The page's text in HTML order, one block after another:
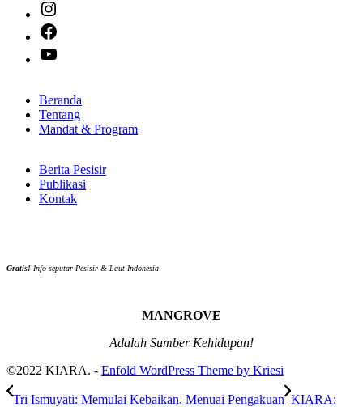
Beranda
Tentang
Mandat & Program
Berita Pesisir
Publikasi
Kontak
Gratis! Info seputar Pesisir & Laut Indonesia
MANGROVE
Adalah Sumber Kehidupan!
©2022 KIARA. - Enfold WordPress Theme by Kriesi
Tri Ismuyati: Memulai Kebaikan, Menuai Pengakuan KIARA: